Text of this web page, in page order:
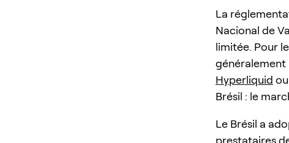
La
Nacional de
limitée. Pour
généralement
Hyperliquid ou
Brésil : le
Le Brésil a
prestataires